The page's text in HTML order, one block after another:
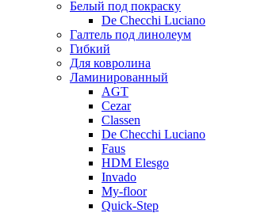
Белый под покраску
De Checchi Luciano
Галтель под линолеум
Гибкий
Для ковролина
Ламинированный
AGT
Cezar
Classen
De Checchi Luciano
Faus
HDM Elesgo
Invado
My-floor
Quick-Step